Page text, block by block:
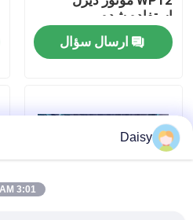
تماس با ما
درخواست نقل قول
موتور DEUTZ
موتور ولوو
استفاده شده
ارسال سؤال
Daisy
3:01 AM